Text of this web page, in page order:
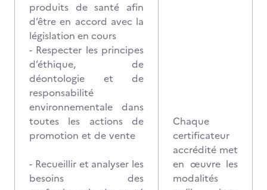
produits de santé afin
d’être en accord avec la
législation en cours
- Respecter les principes
d’éthique, de
déontologie et de
responsabilité
environnementale dans
toutes les actions de
promotion et de vente
- Recueillir et analyser les
besoins des
Chaque
certificateur
accrédité met
en œuvre les
modalités